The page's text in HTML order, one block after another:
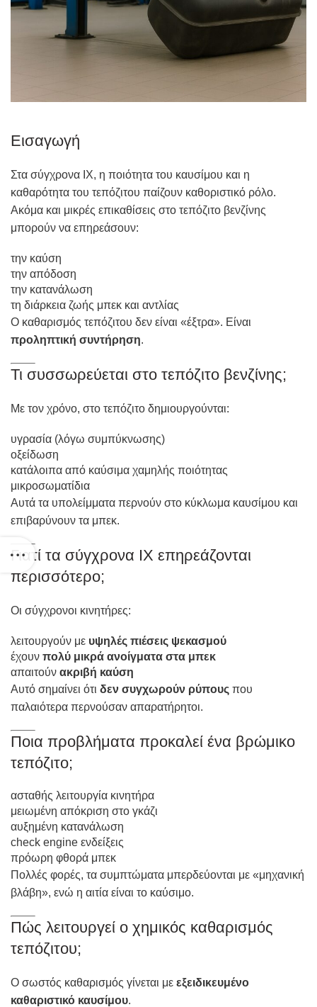
Εισαγωγή
Στα σύγχρονα ΙΧ, η ποιότητα του καυσίμου και η
καθαρότητα του τεπόζιτου παίζουν καθοριστικό ρόλο.
Ακόμα και μικρές επικαθίσεις στο τεπόζιτο βενζίνης
μπορούν να επηρεάσουν:
την καύση
την απόδοση
την κατανάλωση
τη διάρκεια ζωής μπεκ και αντλίας
Ο καθαρισμός τεπόζιτου δεν είναι «έξτρα». Είναι
προληπτική συντήρηση.
Τι συσσωρεύεται στο τεπόζιτο βενζίνης;
Με τον χρόνο, στο τεπόζιτο δημιουργούνται:
υγρασία (λόγω συμπύκνωσης)
οξείδωση
κατάλοιπα από καύσιμα χαμηλής ποιότητας
μικροσωματίδια
Αυτά τα υπολείμματα περνούν στο κύκλωμα καυσίμου και
επιβαρύνουν τα μπεκ.
Γιατί τα σύγχρονα ΙΧ επηρεάζονται
περισσότερο;
Οι σύγχρονοι κινητήρες:
λειτουργούν με υψηλές πιέσεις ψεκασμού
έχουν πολύ μικρά ανοίγματα στα μπεκ
απαιτούν ακριβή καύση
Αυτό σημαίνει ότι δεν συγχωρούν ρύπους που
παλαιότερα περνούσαν απαρατήρητοι.
Ποια προβλήματα προκαλεί ένα βρώμικο
τεπόζιτο;
ασταθής λειτουργία κινητήρα
μειωμένη απόκριση στο γκάζι
αυξημένη κατανάλωση
check engine ενδείξεις
πρόωρη φθορά μπεκ
Πολλές φορές, τα συμπτώματα μπερδεύονται με «μηχανική
βλάβη», ενώ η αιτία είναι το καύσιμο.
Πώς λειτουργεί ο χημικός καθαρισμός
τεπόζιτου;
Ο σωστός καθαρισμός γίνεται με εξειδικευμένο
καθαριστικό καυσίμου.